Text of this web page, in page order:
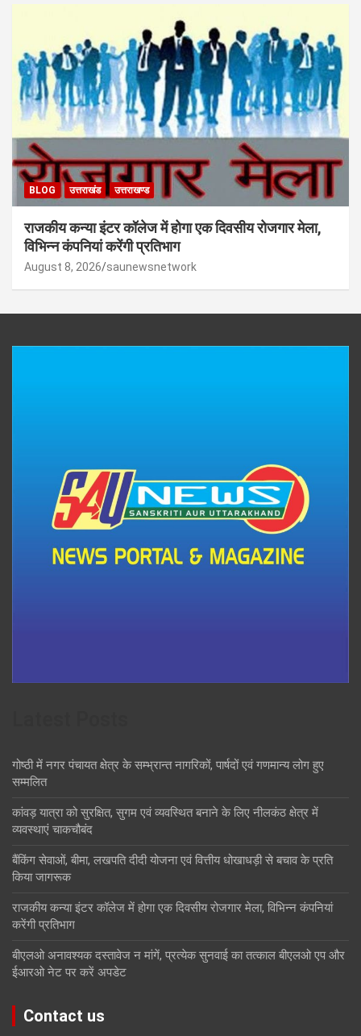
BLOG उत्तराखंड उत्तराखण्ड
राजकीय कन्या इंटर कॉलेज में होगा एक दिवसीय रोजगार मेला,
विभिन्न कंपनियां करेंगी प्रतिभाग
August 8, 2026 saunewsnetwork
गोष्ठी में नगर पंचायत क्षेत्र के सम्भ्रान्त नागरिकों, पार्षदों एवं गणमान्य लोग हुए
सम्मलित
कांवड़ यात्रा को सुरक्षित, सुगम एवं व्यवस्थित बनाने के लिए नीलकंठ क्षेत्र में
व्यवस्थाएं चाकचौबंद
बैंकिंग सेवाओं, बीमा, लखपति दीदी योजना एवं वित्तीय धोखाधड़ी से बचाव के प्रति
किया जागरूक
राजकीय कन्या इंटर कॉलेज में होगा एक दिवसीय रोजगार मेला, विभिन्न कंपनियां
करेंगी प्रतिभाग
बीएलओ अनावश्यक दस्तावेज न मांगें, प्रत्येक सुनवाई का तत्काल बीएलओ एप और
ईआरओ नेट पर करें अपडेट
Contact us